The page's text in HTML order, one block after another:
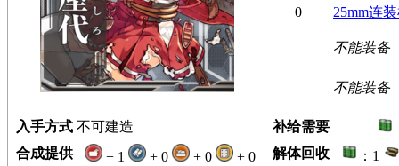
0 25mm连
不能装备
不能装备
入手方式 不可建造 补给需要
合成提供
+ 1 + 0 + 0 + 0 解体回收 ：1